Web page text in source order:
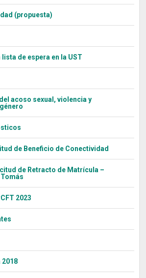
(propuesta)
de espera en la UST
acoso sexual, violencia y
de Beneficio de Conectividad
de Retracto de Matrícula –
2023